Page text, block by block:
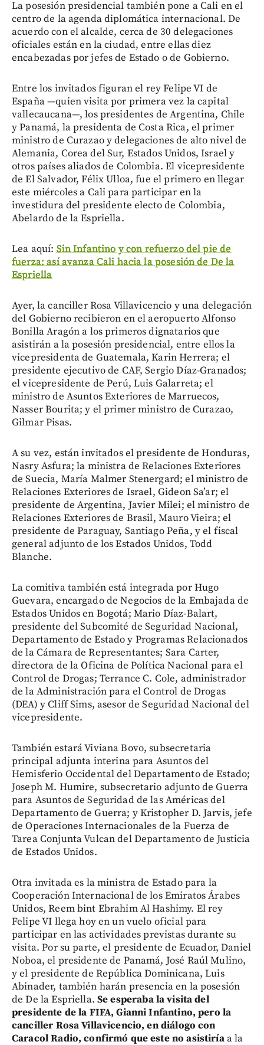
La posesión presidencial también pone a Cali en el
centro de la agenda diplomática internacional. De
acuerdo con el alcalde, cerca de 30 delegaciones
oficiales están en la ciudad, entre ellas diez
encabezadas por jefes de Estado o de Gobierno.
Entre los invitados figuran el rey Felipe VI de
España —quien visita por primera vez la capital
vallecaucana—, los presidentes de Argentina, Chile
y Panamá, la presidenta de Costa Rica, el primer
ministro de Curazao y delegaciones de alto nivel de
Alemania, Corea del Sur, Estados Unidos, Israel y
otros países aliados de Colombia. El vicepresidente
de El Salvador, Félix Ulloa, fue el primero en llegar
este miércoles a Cali para participar en la
investidura del presidente electo de Colombia,
Abelardo de la Espriella.
Lea aquí: Sin Infantino y con refuerzo del pie de
fuerza: así avanza Cali hacia la posesión de De la
Espriella
Ayer, la canciller Rosa Villavicencio y una delegación
del Gobierno recibieron en el aeropuerto Alfonso
Bonilla Aragón a los primeros dignatarios que
asistirán a la posesión presidencial, entre ellos la
vicepresidenta de Guatemala, Karin Herrera; el
presidente ejecutivo de CAF, Sergio Díaz-Granados;
el vicepresidente de Perú, Luis Galarreta; el
ministro de Asuntos Exteriores de Marruecos,
Nasser Bourita; y el primer ministro de Curazao,
Gilmar Pisas.
A su vez, están invitados el presidente de Honduras,
Nasry Asfura; la ministra de Relaciones Exteriores
de Suecia, María Malmer Stenergard; el ministro de
Relaciones Exteriores de Israel, Gideon Sa’ar; el
presidente de Argentina, Javier Milei; el ministro de
Relaciones Exteriores de Brasil, Mauro Vieira; el
presidente de Paraguay, Santiago Peña, y el fiscal
general adjunto de los Estados Unidos, Todd
Blanche.
La comitiva también está integrada por Hugo
Guevara, encargado de Negocios de la Embajada de
Estados Unidos en Bogotá; Mario Díaz-Balart,
presidente del Subcomité de Seguridad Nacional,
Departamento de Estado y Programas Relacionados
de la Cámara de Representantes; Sara Carter,
directora de la Oficina de Política Nacional para el
Control de Drogas; Terrance C. Cole, administrador
de la Administración para el Control de Drogas
(DEA) y Cliff Sims, asesor de Seguridad Nacional del
vicepresidente.
También estará Viviana Bovo, subsecretaria
principal adjunta interina para Asuntos del
Hemisferio Occidental del Departamento de Estado;
Joseph M. Humire, subsecretario adjunto de Guerra
para Asuntos de Seguridad de las Américas del
Departamento de Guerra; y Kristopher D. Jarvis, jefe
de Operaciones Internacionales de la Fuerza de
Tarea Conjunta Vulcan del Departamento de Justicia
de Estados Unidos.
Otra invitada es la ministra de Estado para la
Cooperación Internacional de los Emiratos Árabes
Unidos, Reem bint Ebrahim Al Hashimy. El rey
Felipe VI llega hoy en un vuelo oficial para
participar en las actividades previstas durante su
visita. Por su parte, el presidente de Ecuador, Daniel
Noboa, el presidente de Panamá, José Raúl Mulino,
y el presidente de República Dominicana, Luis
Abinader, también harán presencia en la posesión
de De la Espriella. Se esperaba la visita del
presidente de la FIFA, Gianni Infantino, pero la
canciller Rosa Villavicencio, en diálogo con
Caracol Radio, confirmó que este no asistiríaa la